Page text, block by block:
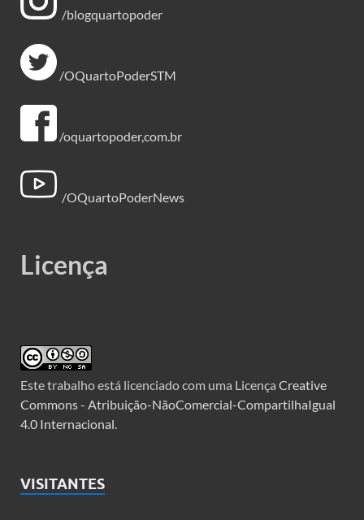
/blogquartopoder
/OQuartoPoderSTM
/oquartopoder,com.br
/OQuartoPoderNews
Licença
Este trabalho está licenciado com uma Licença Creative
Commons - Atribuição-NãoComercial-CompartilhaIgual
4.0 Internacional.
VISITANTES